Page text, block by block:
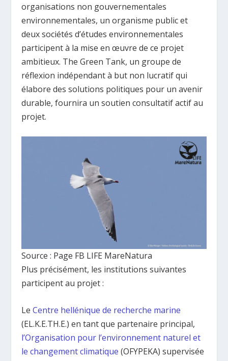
organisations non gouvernementales
environnementales, un organisme public et
deux sociétés d’études environnementales
participent à la mise en œuvre de ce projet
ambitieux. The Green Tank, un groupe de
réflexion indépendant à but non lucratif qui
élabore des solutions politiques pour un avenir
durable, fournira un soutien consultatif actif au
projet.
Source : Page FB LIFE MareNatura
Plus précisément, les institutions suivantes
participent au projet :
LeCentre hellénique de recherche marine
(EL.K.E.TH.E.) en tant que partenaire principal,
l’Organisation pour l’environnement naturel et
le changement climatique (OFYPEKA) supervisée